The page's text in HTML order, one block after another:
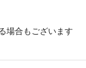
場合もございます